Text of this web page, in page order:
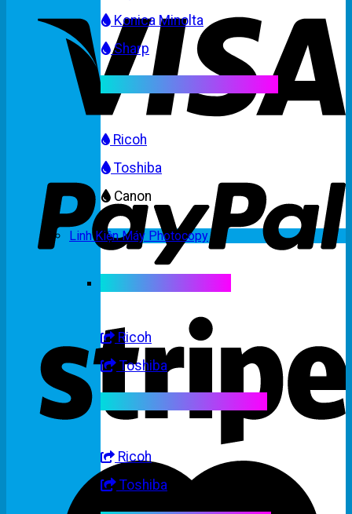
Konica Minolta
Sharp
Ricoh
Toshiba
Canon
Linh Kiện Máy Photocopy
Ricoh
Toshiba
Ricoh
Toshiba